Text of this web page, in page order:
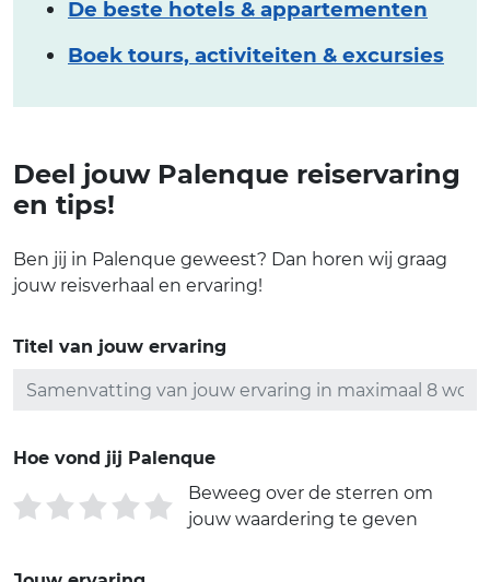
De beste hotels & appartementen
Boek tours, activiteiten & excursies
Deel jouw Palenque reiservaring
en tips!
Ben jij in Palenque geweest? Dan horen wij graag
jouw reisverhaal en ervaring!
Titel van jouw ervaring
Hoe vond jij Palenque
Beweeg over de sterren om
jouw waardering te geven